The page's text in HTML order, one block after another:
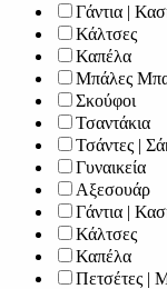
Γάντια |
Κάλτσες
Καπέλα
Μπάλες
Σκούφοι
Τσαντάκια
Τσάντες |
Γυναικεία
Αξεσουάρ
Γάντια |
Κάλτσες
Καπέλα
Πετσέτες |